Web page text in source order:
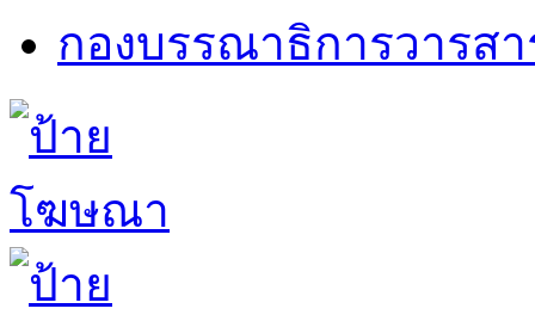
กองบรรณาธิการวารส